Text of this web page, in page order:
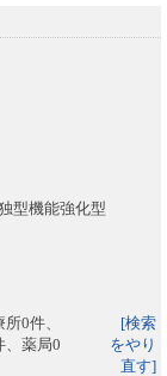
型機能強化型
0件、
、薬局0
[検索
をやり
直す]